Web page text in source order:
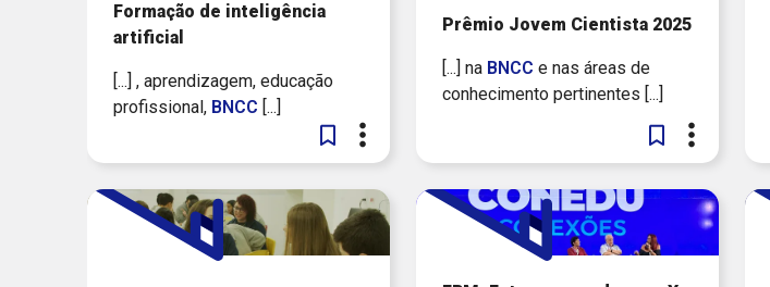
Formação de inteligência
artificial
[...] , aprendizagem, educação
profissional, BNCC [...]
Prêmio Jovem Cientista 2025
[...] na BNCC e nas áreas de
conhecimento pertinentes [...]